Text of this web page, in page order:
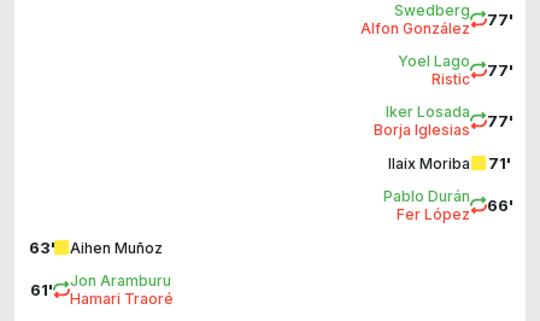
77'
Swedberg
Alfon González
77'
Yoel Lago
Ristic
77'
Iker Losada
Borja Iglesias
71'
Ilaix Moriba
66'
Pablo Durán
Fer López
63' Aihen Muñoz
61'
Jon Aramburu
Hamari Traoré